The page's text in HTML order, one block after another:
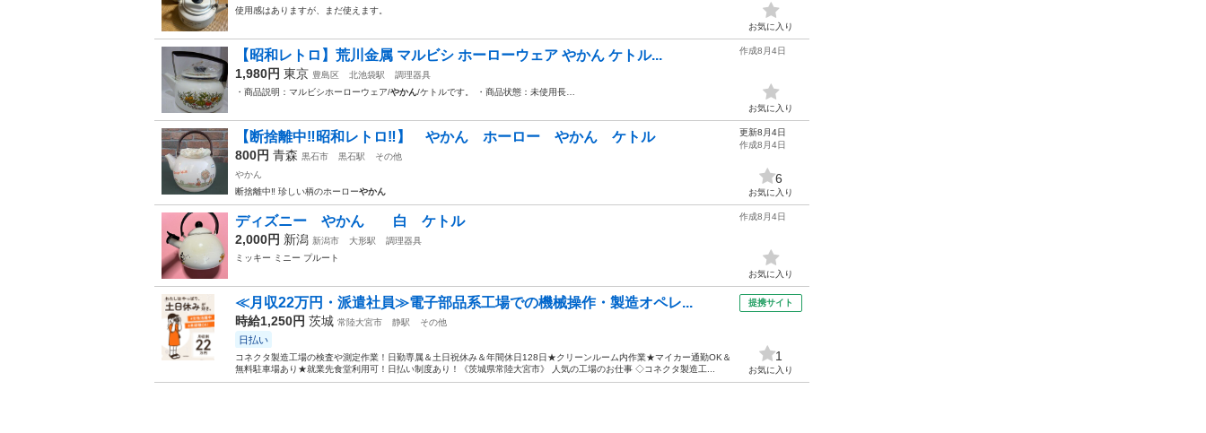
使用感はありますが、まだ使えます。
お気に入り
【昭和レトロ】荒川金属 マルビシ ホーローウェア やかん ケトル...
1,980円 東京 豊島区 北池袋駅
調理器具
・商品説明：マルビシホーローウェア/やかん/ケトルです。 ・商品状態：未使用長…
作成8月4日
お気に入り
【断捨離中‼️昭和レトロ‼️】 やかん ホーロー やかん ケトル
800円 青森 黒石市 黒石駅
その他
やかん
断捨離中‼️ 珍しい柄のホーローやかん
更新8月4日
作成8月4日
6
お気に入り
ディズニー やかん 白 ケトル
2,000円 新潟 新潟市 大形駅
調理器具
ミッキー ミニー プルート
作成8月4日
お気に入り
≪月収22万円・派遣社員≫電子部品系工場での機械操作・製造オペレ...
時給1,250円 茨城 常陸大宮市 静駅 その他
日払い
コネクタ製造工場の検査や測定作業！日勤専属＆土日祝休み＆年間休日128日★クリーンルーム内作業★マイカー通勤OK＆
無料駐車場あり★就業先食堂利用可！日払い制度あり！《茨城県常陸大宮市》 人気の工場のお仕事 ◇コネクタ製造工...
提携サイト
1
お気に入り